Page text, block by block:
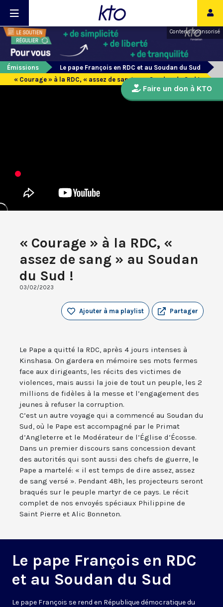
Contenu sponsorisé
Émissions
Le pape François en RDC et au Soudan du Sud
« Courage » à la RDC, « assez de sang » au Soudan du Sud !
« Courage » à la RDC, «
assez de sang » au Soudan
du Sud !
03/02/2023
Partager
Ajouter à ma playlist
Le Pape a quitté la RDC, après 4 jours intenses à
Kinshasa. On gardera en mémoire ses mots fermes
face aux dirigeants, les récits des victimes de
violences, mais aussi la joie de tout un peuple, les 2
millions de fidèles à la messe et l’engagement des
jeunes à refuser la corruption.
C’est un autre voyage qui a commencé au Soudan du
Sud, où le Pape est accompagné par le Primat
d’Angleterre et le Modérateur de l’Église d’Écosse.
Dans un premier discours sans concession devant
des autorités qui sont aussi des chefs de guerre, le
Pape a martelé: « il est temps de dire assez, assez
de sang versé ». Pendant 48h, les projecteurs seront
braqués sur le peuple martyr de ce pays. Le récit
complet de nos envoyés spéciaux Philippine de
Saint Pierre et Alic Bonneton.
Le pape François en RDC
et au Soudan du Sud
Le pape François se rend en République démocratique du
Faire un don à KTO